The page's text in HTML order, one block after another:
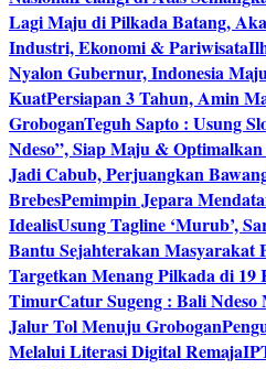
Lagi Maju di Pilkada Batang,
Industri, Ekonomi & Pariwisata
Nyalon Gubernur, Indonesia
KuatPersiapan 3 Tahun, Amin
GroboganTeguh Sapto : Usung
Ndeso”, Siap Maju &
Jadi Cabub, Perjuangkan
BrebesPemimpin Jepara
IdealisUsung Tagline ‘Murub’,
Bantu Sejahterakan Masyarakat
Targetkan Menang Pilkada di 19
TimurCatur Sugeng : Bali
Jalur Tol Menuju Grobogan
Melalui Literasi Digital Remaja